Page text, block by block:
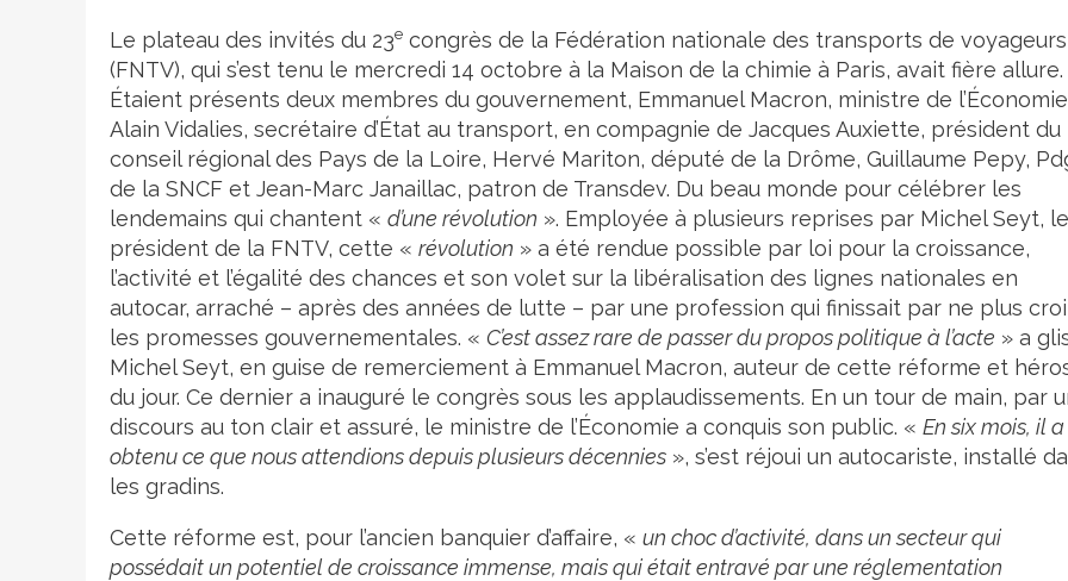
Le plateau des invités du 23e congrès de la Fédération nationale des transports de voyageurs
(FNTV), qui s’est tenu le mercredi 14 octobre à la Maison de la chimie à Paris, avait fière allure.
Étaient présents deux membres du gouvernement, Emmanuel Macron, ministre de
Alain Vidalies, secrétaire d’État au transport, en compagnie de Jacques Auxiette, président du
conseil régional des Pays de la Loire, Hervé Mariton, député de la Drôme, Guillaume Pepy,
de la SNCF et Jean-Marc Janaillac, patron de Transdev. Du beau monde pour célébrer les
lendemains qui chantent « d’une révolution ». Employée à plusieurs reprises par Michel Seyt, le
président de la FNTV, cette « révolution » a été rendue possible par loi pour la croissance,
l’activité et l’égalité des chances et son volet sur la libéralisation des lignes nationales en
autocar, arraché – après des années de lutte – par une profession qui finissait par ne plus
les promesses gouvernementales. « C’est assez rare de passer du propos politique à l’acte » a
Michel Seyt, en guise de remerciement à Emmanuel Macron, auteur de cette réforme et
du jour. Ce dernier a inauguré le congrès sous les applaudissements. En un tour de main, par
discours au ton clair et assuré, le ministre de l’Économie a conquis son public. « En six mois, il a
obtenu ce que nous attendions depuis plusieurs décennies », s’est réjoui un autocariste, installé
les gradins.
Cette réforme est, pour l’ancien banquier d’affaire, « un choc d’activité, dans un secteur qui
possédait un potentiel de croissance immense, mais qui était entravé par une réglementation